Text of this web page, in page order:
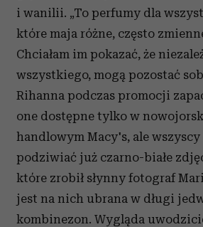
i wanilii. „To perfumy dla
które maja różne, często
Chciałam im pokazać, że
wszystkiego, mogą pozostać
Rihanna podczas promocji
one dostępne tylko w
handlowym Macy's, ale wszyscy
podziwiać już czarno-białe
które zrobił słynny fotograf
jest na nich ubrana w długi
kombinezon. Wygląda